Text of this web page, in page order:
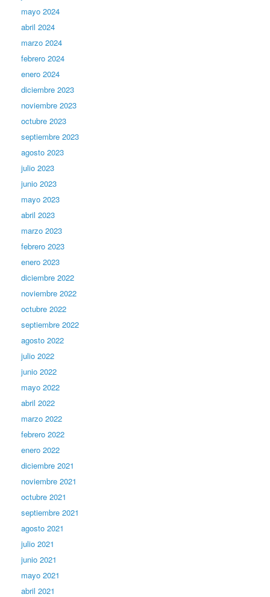
mayo 2024
abril 2024
marzo 2024
febrero 2024
enero 2024
diciembre 2023
noviembre 2023
octubre 2023
septiembre 2023
agosto 2023
julio 2023
junio 2023
mayo 2023
abril 2023
marzo 2023
febrero 2023
enero 2023
diciembre 2022
noviembre 2022
octubre 2022
septiembre 2022
agosto 2022
julio 2022
junio 2022
mayo 2022
abril 2022
marzo 2022
febrero 2022
enero 2022
diciembre 2021
noviembre 2021
octubre 2021
septiembre 2021
agosto 2021
julio 2021
junio 2021
mayo 2021
abril 2021